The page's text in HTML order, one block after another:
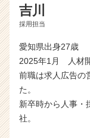
吉川
採用担当
愛知県出身27歳
2025年1月 人材
前職は求人広告の
た。
新卒時から人事・
社。